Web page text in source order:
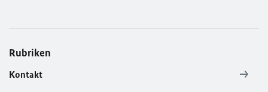
Rubriken
Kontakt